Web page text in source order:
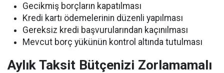
Gecikmiş borçların kapatılması
Kredi kartı ödemelerinin düzenli yapılması
Gereksiz kredi başvurularından kaçınılması
Mevcut borç yükünün kontrol altında tutulması
Aylık Taksit Bütçenizi Zorlamamalı